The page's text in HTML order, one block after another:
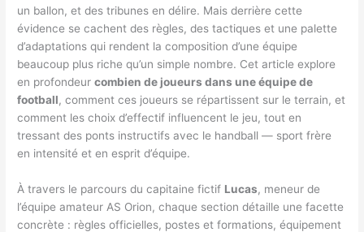
un ballon, et des tribunes en délire. Mais derrière cette
évidence se cachent des règles, des tactiques et une palette
d’adaptations qui rendent la composition d’une équipe
beaucoup plus riche qu’un simple nombre. Cet article explore
en profondeurcombien de joueurs dans une équipe de
football, comment ces joueurs se répartissent sur le terrain, et
comment les choix d’effectif influencent le jeu, tout en
tressant des ponts instructifs avec le handball — sport frère
en intensité et en esprit d’équipe.
À travers le parcours du capitaine fictif Lucas, meneur de
l’équipe amateur AS Orion, chaque section détaille une facette
concrète : règles officielles, postes et formations, équipement